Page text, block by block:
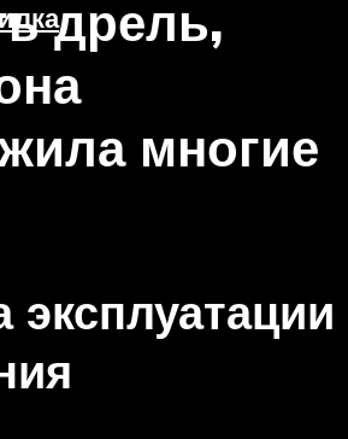
дрель,
многие
эксплуатации